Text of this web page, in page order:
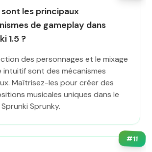
sont les principaux
de gameplay dans
1.5 ?
des personnages et le mixage
intuitif sont des mécanismes
Maîtrisez-les pour créer des
musicales uniques dans le
Sprunky.
#11